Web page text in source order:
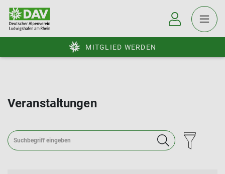
MITGLIED WERDEN
Veranstaltungen